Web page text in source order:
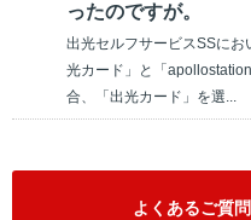
ったのですが。
出光セルフサービスSSにお
光カード」と「
合、「出光カード」を選...
よくあるご質